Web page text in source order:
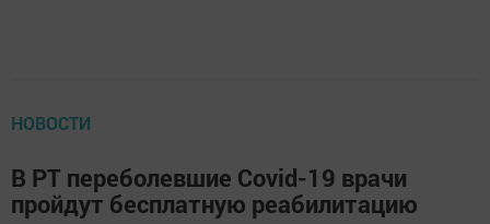
НОВОСТИ
В РТ переболевшие Covid-19 врачи
пройдут бесплатную реабилитацию